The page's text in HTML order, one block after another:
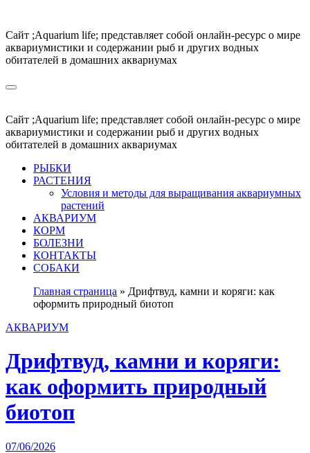
содержимому
Сайт ;Aquarium life; представляет собой онлайн-ресурс о мире
аквариумистики и содержании рыб и других водных
обитателей в домашних аквариумах
Сайт ;Aquarium life; представляет собой онлайн-ресурс о мире
аквариумистики и содержании рыб и других водных
обитателей в домашних аквариумах
РЫБКИ
РАСТЕНИЯ
Условия и методы для выращивания аквариумных
растений
АКВАРИУМ
КОРМ
БОЛЕЗНИ
КОНТАКТЫ
СОБАКИ
Главная страница » Дрифтвуд, камни и коряги: как
оформить природный биотоп
АКВАРИУМ
Дрифтвуд, камни и коряги:
как оформить природный
биотоп
07/06/2026